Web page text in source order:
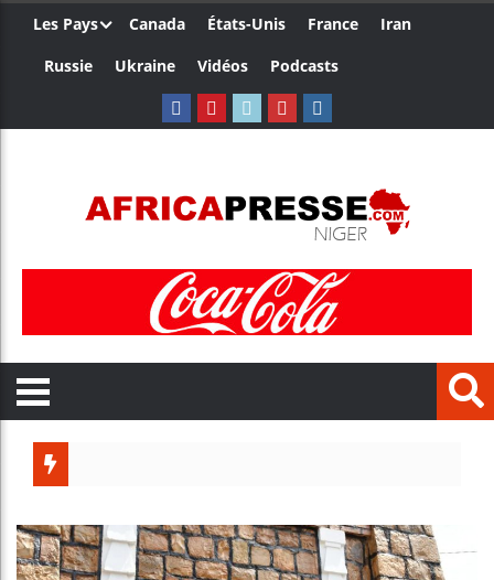
Les Pays Canada États-Unis France
Iran
Russie
Ukraine Vidéos Podcasts
Bénin :